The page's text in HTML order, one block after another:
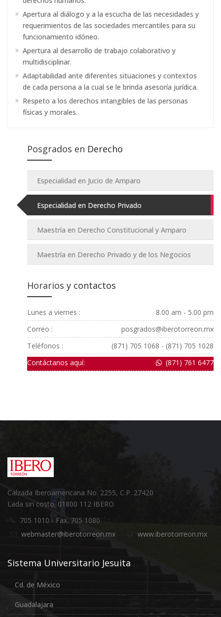
Apertura al diálogo y a la escucha de las necesidades y
requerimientos de las sociedades mercantiles para su
funcionamiento idóneo.
Apertura al desarrollo de trabajo colaborativo y
multidisciplinar.
Adaptabilidad ante diferentes situaciones y contextos
de cada persona a la cual se le brinda asesoría jurídica.
Respeto a los derechos intangibles de las personas
físicas y morales.
Posgrados en Derecho
Especialidad en Jucio de Amparo
Especialidad en Derecho Privado
Maestría en Derecho Constitucional y Amparo
Maestría en Derecho Privado y de los Negocios
Horarios y contactos
Lunes a viernes :
8.00 am - 5.00 pm
Correo :
posgrados@iberotorreon.mx
Teléfonos :
(871) 705 1068 - (871) 705 1028
Contáctanos aquí:
(871) 761 6477
Calzada Iberoamericana No. 2255, C.P. 27420
Lada sin costo. 01800 112 IBERO
705 1010 - Fax. 705 1080
webmaster@iberotorreon.mx
www.iberotorreon.mx
Sistema Universitario Jesuita
Cd. de México
Guadalajara